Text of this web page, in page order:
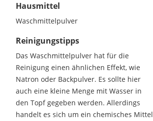
Hausmittel
Waschmittelpulver
Reinigungstipps
Das Waschmittelpulver hat für die
Reinigung einen ähnlichen Effekt, wie
Natron oder Backpulver. Es sollte hier
auch eine kleine Menge mit Wasser in
den Topf gegeben werden. Allerdings
handelt es sich um ein chemisches Mittel